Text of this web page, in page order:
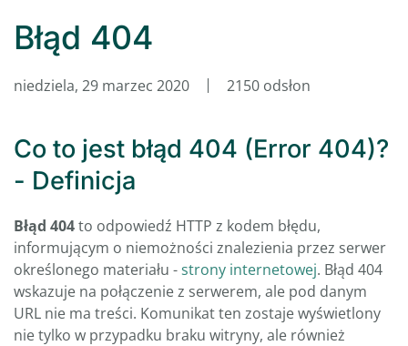
Błąd 404
niedziela, 29 marzec 2020 2150 odsłon
Co to jest błąd 404 (Error 404)?
- Definicja
Błąd 404to odpowiedź HTTP z kodem błędu,
informującym o niemożności znalezienia przez serwer
określonego materiału -strony internetowej. Błąd 404
wskazuje na połączenie z serwerem, ale pod danym
URL nie ma treści. Komunikat ten zostaje wyświetlony
nie tylko w przypadku braku witryny, ale również